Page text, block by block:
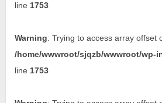
line 1753
Warning: Trying to access array offset
/home/wwwroot/sjqzb/wwwroot/wp-
line 1753